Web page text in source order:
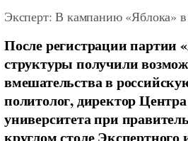
Эксперт: В кампанию «Яблока»
После регистрации партии
структуры получили
вмешательства в
политолог, директор
университета при